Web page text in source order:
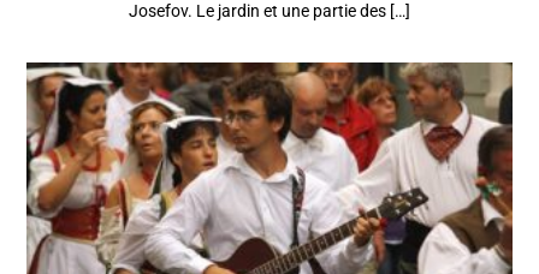
Josefov. Le jardin et une partie des […]